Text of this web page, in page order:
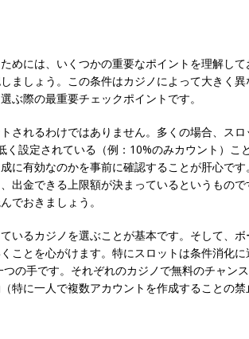
には、いくつかの重要なポイントを理解して
ましょう。この条件はカジノによって大きく
際の最重要チェックポイントです。
されるわけではありません。多くの場合、ス
設定されている（例：10%のみカウント）こ
有効なのかを事前に確認することが肝心です
出金できる上限額が決まっているというもの
でおきましょう。
いるカジノを選ぶことが基本です。そして、
ことを心がけます。特にスロットは条件消化
の手です。それぞれのカジノで無料のチャン
特に一人で複数アカウントを作成することの